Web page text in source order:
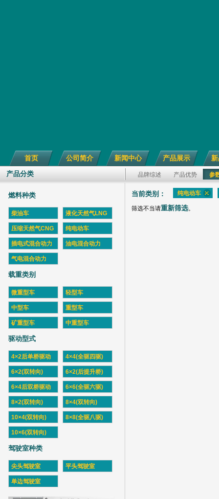
首页 公司简介 新闻中心 产品展示
产品分类 品牌综述 产品优势 参
燃料种类
柴油车 液化天然气LNG
压缩天然气CNG 纯电动车
插电式混合动力 油电混合动力
气电混合动力
载重类别
微重型车 轻型车
中型车 重型车
矿重型车 中重型车
驱动型式
4×2后单桥驱动 4×4(全驱四驱)
6×2(双转向) 6×2(后提升桥)
6×4后双桥驱动 6×6(全驱六驱)
8×2(双转向) 8×4(双转向)
10×4(双转向) 8×8(全驱八驱)
10×6(双转向)
驾驶室种类
尖头驾驶室 平头驾驶室
单边驾驶室
当前类别： 纯电动车
筛选不当请重新筛选。